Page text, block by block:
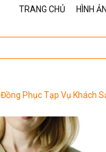
TRANG CHỦ HÌNH
Đồng Phục Tạp Vụ Khách